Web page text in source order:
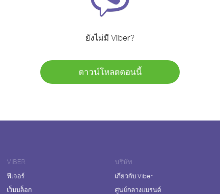
ยังไม่มี Viber?
ดาวน์โหลดตอนนี้
VIBER
ฟีเจอร์
เว็บบล็อก
บริษัท
เกี่ยวกับ Viber
ศูนย์กลางแบรนด์